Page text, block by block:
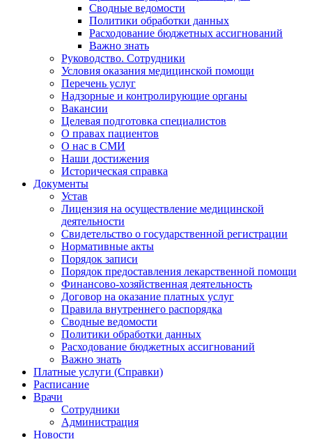
Сводные ведомости
Политики обработки данных
Расходование бюджетных ассигнований
Важно знать
Руководство. Сотрудники
Условия оказания медицинской помощи
Перечень услуг
Надзорные и контролирующие органы
Вакансии
Целевая подготовка специалистов
О правах пациентов
О нас в СМИ
Наши достижения
Историческая справка
Документы
Устав
Лицензия на осуществление медицинской
деятельности
Свидетельство о государственной регистрации
Нормативные акты
Порядок записи
Порядок предоставления лекарственной помощи
Финансово-хозяйственная деятельность
Договор на оказание платных услуг
Правила внутреннего распорядка
Сводные ведомости
Политики обработки данных
Расходование бюджетных ассигнований
Важно знать
Платные услуги (Справки)
Расписание
Врачи
Сотрудники
Администрация
Новости